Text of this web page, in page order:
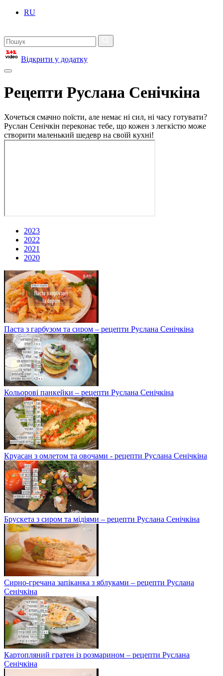
RU
Відкрити у додатку
Рецепти Руслана Сенічкіна
Хочеться смачно поїсти, але немає ні сил, ні часу готувати?
Руслан Сенічкін переконає тебе, що кожен з легкістю може
створити маленький шедевр на своїй кухні!
2023
2022
2021
2020
Паста з гарбузом та сиром – рецепти Руслана Сенічкіна
Кольорові панкейки – рецепти Руслана Сенічкіна
Круасан з омлетом та овочами - рецепти Руслана Сенічкіна
Брускета з сиром та мідіями – рецепти Руслана Сенічкіна
Сирно-гречана запіканка з яблуками – рецепти Руслана
Сенічкіна
Картопляний гратен із розмарином – рецепти Руслана
Сенічкіна